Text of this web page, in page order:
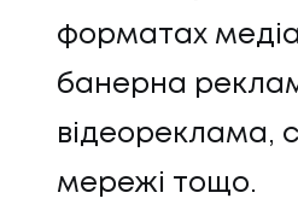
форматах
банерна
відеореклама,
мережі тощо.